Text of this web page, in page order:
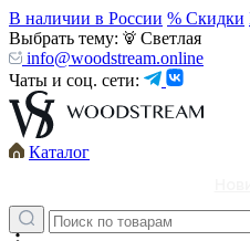
В наличии в России % Скидки
Выбрать тему:
Светлая
info@woodstream.online
Чаты и соц. сети:
Каталог